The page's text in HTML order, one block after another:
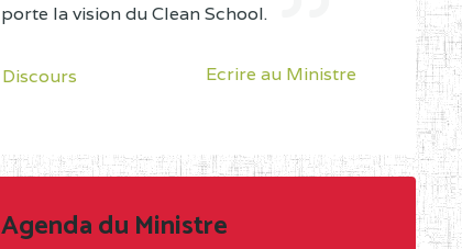
porte la vision du Clean School.
Discours Ecrire au Ministre
Agenda du Ministre